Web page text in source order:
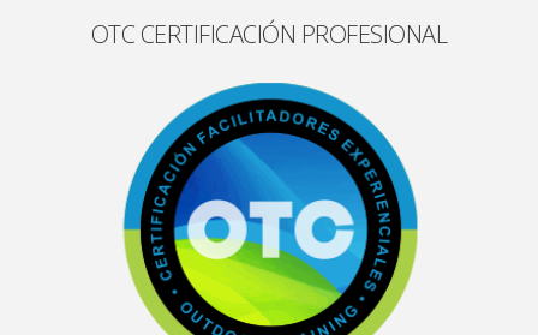
OTC CERTIFICACIÓN PROFESIONAL